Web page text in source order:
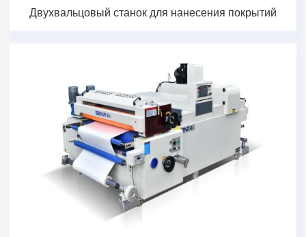
Двухвальцовый станок для нанесения покрытий